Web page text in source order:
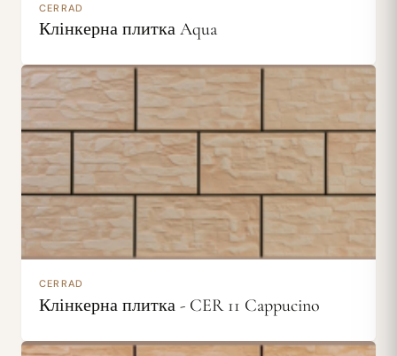
CERRAD
Клінкерна плитка Aqua
CERRAD
Клінкерна плитка - CER 11 Cappucino